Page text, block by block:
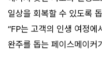
일상을 회복할 수 있도록
“FP는 고객의 인생 여정
완주를 돕는 페이스메이커